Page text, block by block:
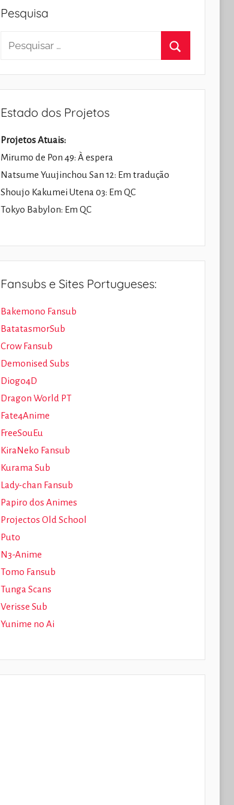
Pesquisa
Pesquisar
Estado dos Projetos
Projetos Atuais:
Mirumo de Pon 49: À espera
Natsume Yuujinchou San 12: Em tradução
Shoujo Kakumei Utena 03: Em QC
Tokyo Babylon: Em QC
Fansubs e Sites Portugueses:
Bakemono Fansub
BatatasmorSub
Crow Fansub
Demonised Subs
Diogo4D
Dragon World PT
Fate4Anime
FreeSouEu
KiraNeko Fansub
Kurama Sub
Lady-chan Fansub
Papiro dos Animes
Projectos Old School
Puto
N3-Anime
Tomo Fansub
Tunga Scans
Verisse Sub
Yunime no Ai